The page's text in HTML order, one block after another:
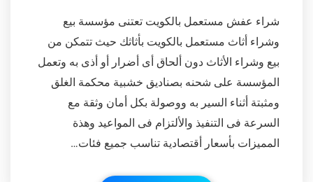
شراء عفش مستعمل بالكويت تعتنى مؤسسة بيع
وشراء أثاث مستعمل بالكويت بأثاثك حيث تتمكن من
بيع وشراء الأثاث دون ألحاق أى أضرار أو أذى به وتعمل
المؤسسة على شحنه بصناديق خشبية محكمة الغلق
ومثبتة أثناء السير به ووصولة بكل أمان وثقة مع
السرعة فى التنفيذ والألتزام فى المواعيد وهذة
المميزات بأسعار أقتصادية تناسب جميع فئات…